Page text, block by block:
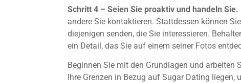
Schritt 4 – Seien Sie proaktiv und handeln Sie.
andere Sie kontaktieren. Stattdessen können
diejenigen senden, die Sie interessieren.
ein Detail, das Sie auf einem seiner Fotos
Beginnen Sie mit den Grundlagen und arbeiten
Ihre Grenzen in Bezug auf Sugar Dating